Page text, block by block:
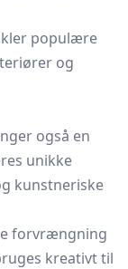
populære
og
også en
unikke
kunstneriske
forvrængning
kreativt til